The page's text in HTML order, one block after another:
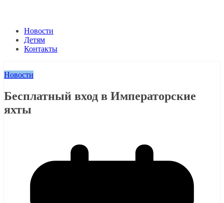
Новости
Детям
Контакты
Новости
Бесплатный вход в Императорские
яхты